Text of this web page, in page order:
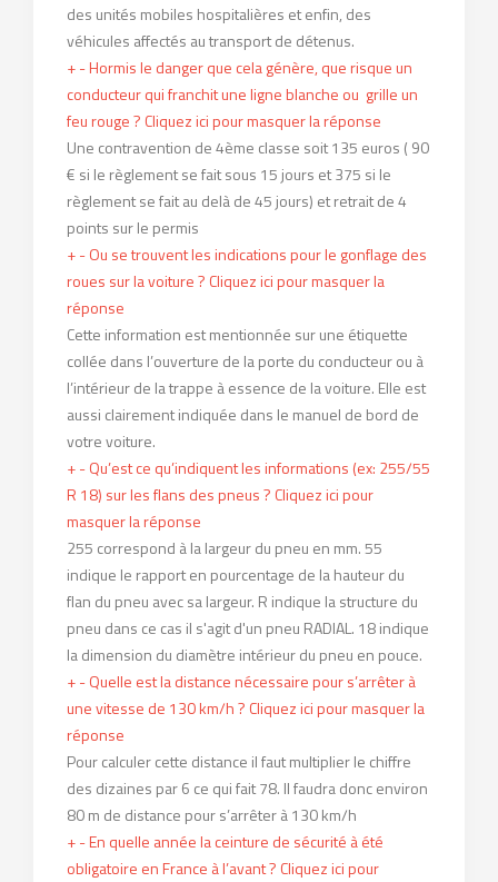
des unités mobiles hospitalières et enfin, des
véhicules affectés au transport de détenus.
+-Hormis le danger que cela génère, que risque un
conducteur qui franchit une ligne blanche ou grille un
feu rouge ? Cliquez ici pour masquer la réponse
Une contravention de 4ème classe soit 135 euros ( 90
€ si le règlement se fait sous 15 jours et 375 si le
règlement se fait au delà de 45 jours) et retrait de 4
points sur le permis
+-Ou se trouvent les indications pour le gonflage des
roues sur la voiture ? Cliquez ici pour masquer la
réponse
Cette information est mentionnée sur une étiquette
collée dans l’ouverture de la porte du conducteur ou à
l’intérieur de la trappe à essence de la voiture. Elle est
aussi clairement indiquée dans le manuel de bord de
votre voiture.
+-Qu’est ce qu’indiquent les informations (ex: 255/55
R 18) sur les flans des pneus ? Cliquez ici pour
masquer la réponse
255 correspond à la largeur du pneu en mm. 55
indique le rapport en pourcentage de la hauteur du
flan du pneu avec sa largeur. R indique la structure du
pneu dans ce cas il s'agit d'un pneu RADIAL. 18 indique
la dimension du diamètre intérieur du pneu en pouce.
+-Quelle est la distance nécessaire pour s’arrêter à
une vitesse de 130 km/h ? Cliquez ici pour masquer la
réponse
Pour calculer cette distance il faut multiplier le chiffre
des dizaines par 6 ce qui fait 78. Il faudra donc environ
80 m de distance pour s’arrêter à 130 km/h
+-En quelle année la ceinture de sécurité à été
obligatoire en France à l’avant ? Cliquez ici pour